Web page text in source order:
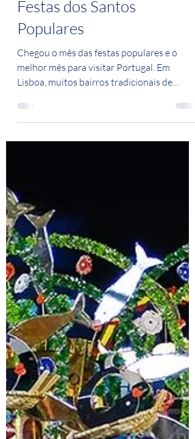
3 de jun. de 2023 1 min de leitura
Festas dos Santos
Populares
Chegou o mês das festas populares e o